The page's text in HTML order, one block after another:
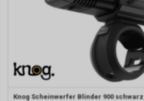
Knog Scheinwerfer Blinder 900 schwarz